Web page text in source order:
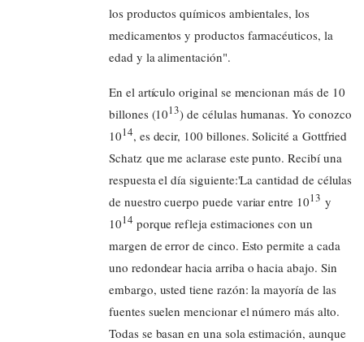
los productos químicos ambientales, los
medicamentos y productos farmacéuticos, la
edad y la alimentación".
En el artículo original se mencionan más de 10
billones (1013) de células humanas. Yo conozco
1014, es decir, 100 billones. Solicité a Gottfried
Schatz que me aclarase este punto. Recibí una
respuesta el día siguiente:'La cantidad de células
de nuestro cuerpo puede variar entre 1013 y
1014 porque refleja estimaciones con un
margen de error de cinco. Esto permite a cada
uno redondear hacia arriba o hacia abajo. Sin
embargo, usted tiene razón: la mayoría de las
fuentes suelen mencionar el número más alto.
Todas se basan en una sola estimación, aunque